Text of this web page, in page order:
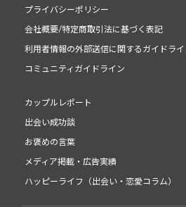
プライバシーポリシー
会社概要/特定商取引法に基づく表記
利用者情報の外部送信に関するガイドライ
コミュニティガイドライン
カップルレポート
出会い成功談
お褒めの言葉
メディア掲載・広告実績
ハッピーライフ（出会い・恋愛コラム）